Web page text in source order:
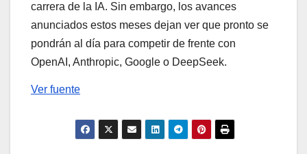
carrera de la IA. Sin embargo, los avances
anunciados estos meses dejan ver que pronto se
pondrán al día para competir de frente con
OpenAI, Anthropic, Google o DeepSeek.
Ver fuente